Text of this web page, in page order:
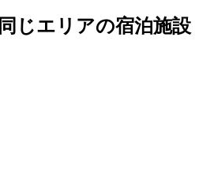
同じエリアの宿泊施設